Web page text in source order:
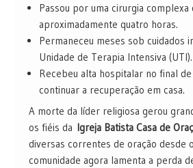
Passou por uma cirurgia complexa
aproximadamente quatro horas.
Permaneceu meses sob cuidados
Unidade de Terapia Intensiva (UTI).
Recebeu alta hospitalar no final
continuar a recuperação em casa.
A morte da líder religiosa gerou
os fiéis da Igreja Batista Casa de
diversas correntes de oração desde
comunidade agora lamenta a perda